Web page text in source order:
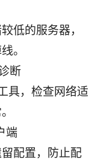
低的服务器，
。
断
具，检查网络适
端
配置，防止配